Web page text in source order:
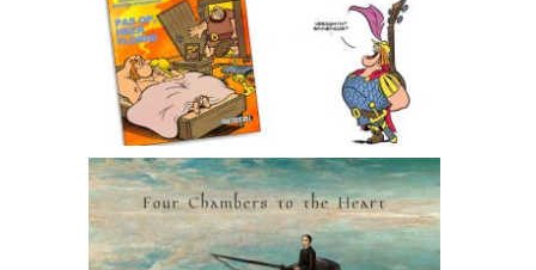
Pas op Heer Floris!
Four Chambers to the Heart